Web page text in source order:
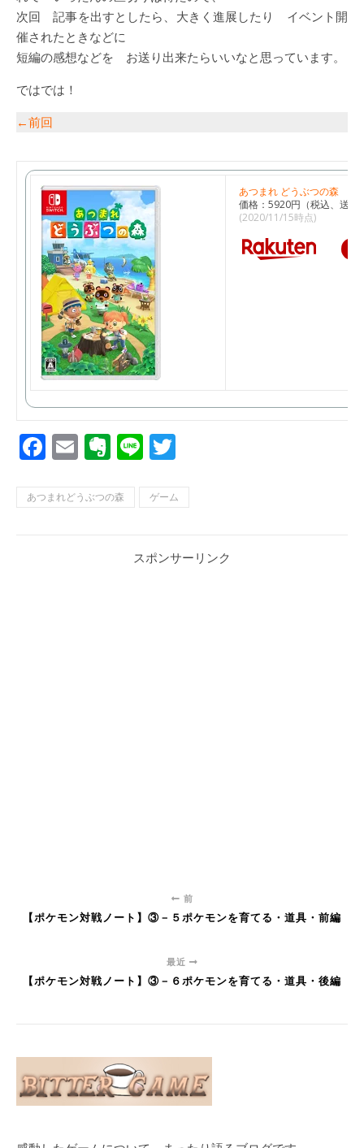
次回 記事を出すとしたら、大きく進展したり イベント開
催されたときなどに
短編の感想などを お送り出来たらいいなと思っています。
ではでは！
←前回
あつまれ どうぶつの森
価格：5920円（税込、送料
(2020/11/15時点)
Facebook
EmailEvernote
Line
あつまれどうぶつの森 ゲーム
スポンサーリンク
前
【ポケモン対戦ノート】③－５ポケモンを育てる・道具・前編
最近
【ポケモン対戦ノート】③－６ポケモンを育てる・道具・後編